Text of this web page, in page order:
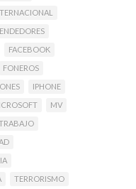
FACEBOOK
FONEROS
IPHONE
MV
TERRORISMO